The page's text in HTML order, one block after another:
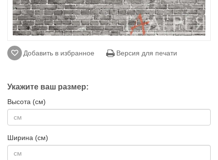
Добавить в избранное Версия для печати
Укажите ваш размер:
Высота (см)
Ширина (см)